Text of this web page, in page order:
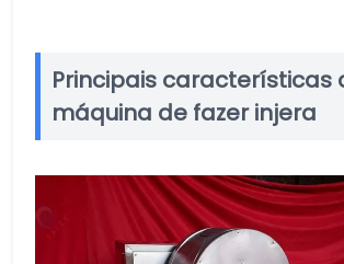
Principais características
máquina de fazer injera